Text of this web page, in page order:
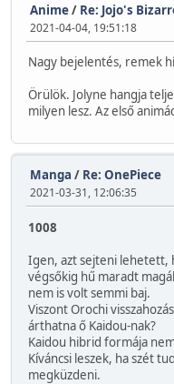
Anime/ Re: Jojo's
2021-04-04, 19:51:18
Nagy bejelentés, remek
Örülök. Jolyne hangja
milyen lesz. Az első
Manga / Re: OnePiece
2021-03-31, 12:06:35
1008
Igen, azt sejteni lehetett,
végsőkig hű maradt
nem is volt semmi baj.
Viszont Orochi
árthatna ő Kaidou-nak?
Kaidou hibrid formája
Kíváncsi leszek, ha szét
megküzdeni.